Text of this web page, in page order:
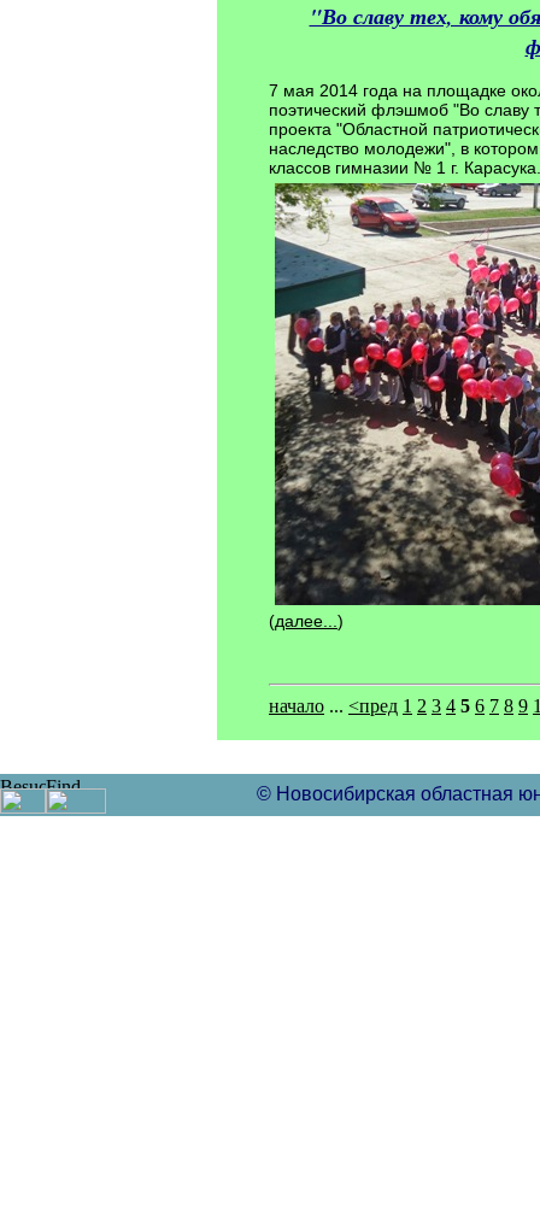
"Во славу тех, кому
7 мая 2014 года на площадке
поэтический флэшмоб "Во славу
проекта "Областной
наследство молодежи", в
классов гимназии № 1 г. Карасука.
(далее... )
начало ... <пред 1 2 3 4 5 6 7 8 9
© Новосибирская областная